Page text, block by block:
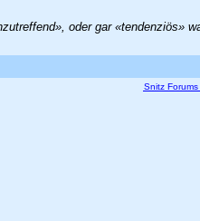
oder gar «tendenziös»
Snitz